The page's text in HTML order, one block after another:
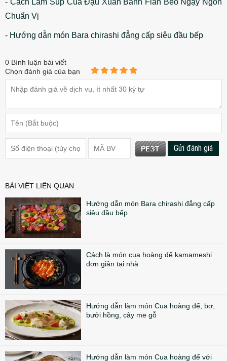
Chuẩn Vị
- Hướng dẫn món Bara chirashi đẳng cấp siêu đầu bếp
0 Bình luận bài viết
Chọn đánh giá của bạn
Gửi đánh giá
BÀI VIẾT LIÊN QUAN
Hướng dẫn món Bara chirashi đẳng cấp
siêu đầu bếp
Cách là món cua hoàng đế kamameshi
đơn giản tại nhà
Hướng dẫn làm món Cua hoàng đế, bơ,
bưởi hồng, cây me gỗ
Hướng dẫn làm món Cua hoàng đế với